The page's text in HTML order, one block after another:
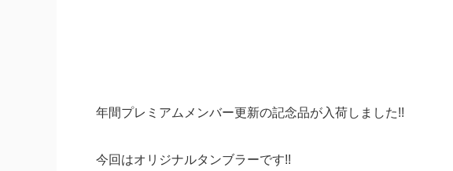
年間プレミアムメンバー更新の記念品が入荷しました!!
今回はオリジナルタンブラーです!!